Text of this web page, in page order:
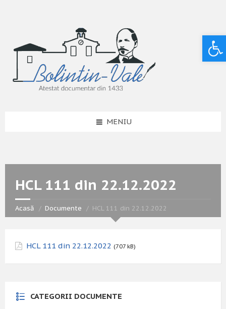
MENIU
HCL 111 din 22.12.2022
Acasă Documente HCL 111 din 22.12.2022
HCL 111 din 22.12.2022 (707 kB)
CATEGORII DOCUMENTE
Deschide bara de unelte